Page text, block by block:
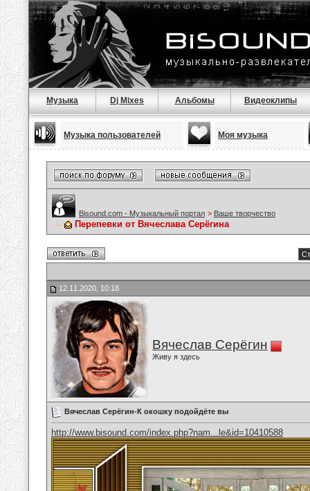
Музыка Dj Mixes Альбомы Видеоклипы
Музыка пользователей Моя музыка
Bisound.com - Музыкальный портал > Ваше творчество
Перепевки от Вячеслава Серёгина
12.11.2020, 10:18
Вячеслав Серёгин
Живу я здесь
Вячеслав Серёгин-К окошку подойдёте вы
http://www.bisound.com/index.php?nam...le&id=10410588